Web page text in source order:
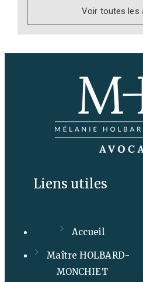
Voir toutes les
Liens utiles
Accueil
Maître HOLBARD-
MONCHIET